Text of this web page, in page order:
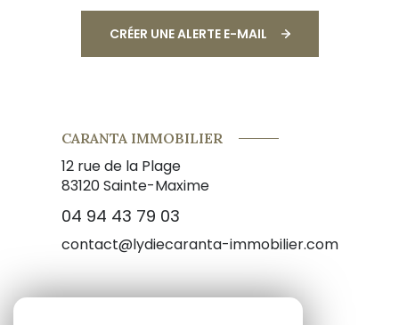
CRÉER UNE ALERTE E-MAIL
CARANTA IMMOBILIER
12 rue de la Plage
83120Sainte-Maxime
04 94 43 79 03
contact@lydiecaranta-immobilier.com